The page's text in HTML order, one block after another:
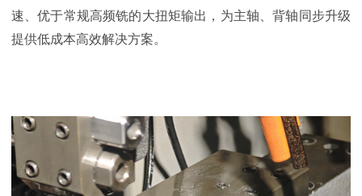
速、优于常规高频铣的大扭矩输出，为主轴、背轴同步升级
提供低成本高效解决方案。